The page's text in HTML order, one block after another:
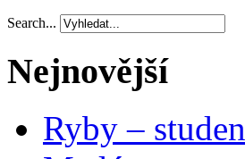
Search...
Nejnovější
Ryby –